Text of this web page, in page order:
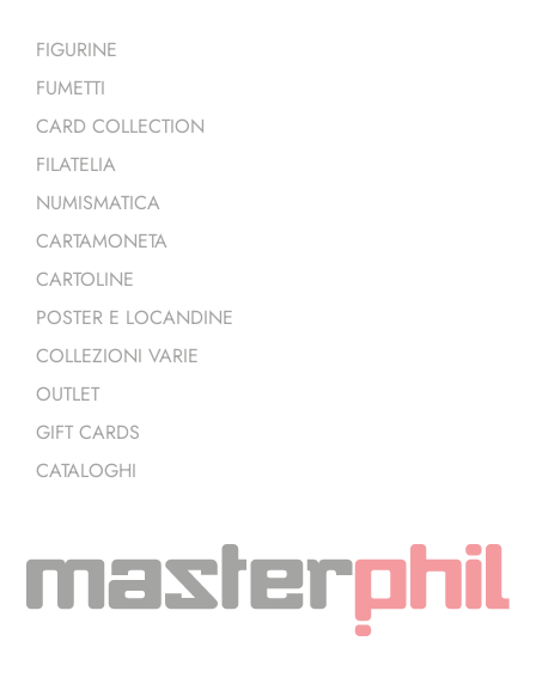
FIGURINE
FUMETTI
CARD COLLECTION
FILATELIA
NUMISMATICA
CARTAMONETA
CARTOLINE
POSTER E LOCANDINE
COLLEZIONI VARIE
OUTLET
GIFT CARDS
CATALOGHI